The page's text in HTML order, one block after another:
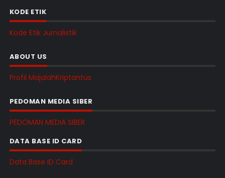
KODE ETIK
Kode Etik Jurnalistik
ABOUT US
Profil MajalahKriptantus
PEDOMAN MEDIA SIBER
PEDOMAN MEDIA SIBER
DATA BASE ID CARD
Data Base ID Card